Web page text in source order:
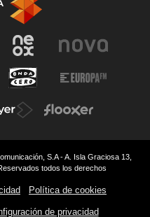
S.A - A. Isla Graciosa 13,
todos los derechos
Política de cookies
de privacidad